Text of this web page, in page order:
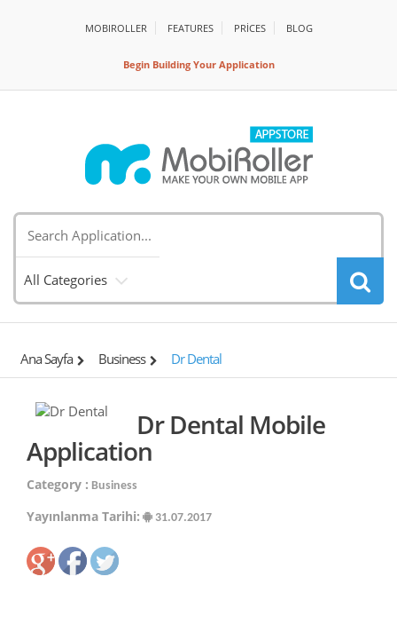
MOBIROLLER FEATURES PRİCES BLOG
Begin Building Your Application
All Categories
Ana Sayfa Business Dr Dental
Dr Dental Mobile
Application
Category : Business
Yayınlanma Tarihi: 31.07.2017